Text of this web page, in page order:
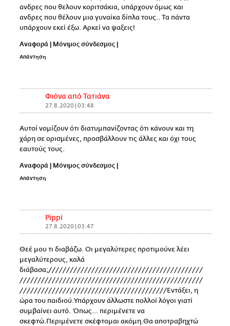
ανδρες που θελουν κοριτσάκια, υπάρχουν όμως και
ανδρες που θέλουν μια γυναίκα δίπλα τους.. Τα πάντα
υπάρχουν εκεί έξω. Αρκεί να ψαξεις!
Αναφορά Μόνιμος σύνδεσμος
Απάντηση
Φιόνα από Τατιάνα
27.8.2020 | 03:48
Αυτοί νομίζουν ότι διατυμπανίζοντας ότι κάνουν και τη
χάρη σε ορισμένες, προσβάλλουν τις άλλες και όχι τους
εαυτούς τους.
Αναφορά | Μόνιμος σύνδεσμος |
Απάντηση
Pippi
27.8.2020 | 03:47
Θεέ μου τι διαβάζω. Οι μεγαλύτερες προτιμούνε λέει
μεγαλύτερους, καλά
διάβασα;///////////////////////////////////////////
///////////////////////////////////////////////////
/////////////////////////////////////////Εντάξει, η
ώρα του παιδιού.Υπάρχουν άλλωστε πολλοί λόγοι γιατί
συμβαίνει αυτό. Όπως... περιμένετε να
σκεφτώ.Περιμένετε σκέφτομαι ακόμη.Θα αποτραβηχτώ